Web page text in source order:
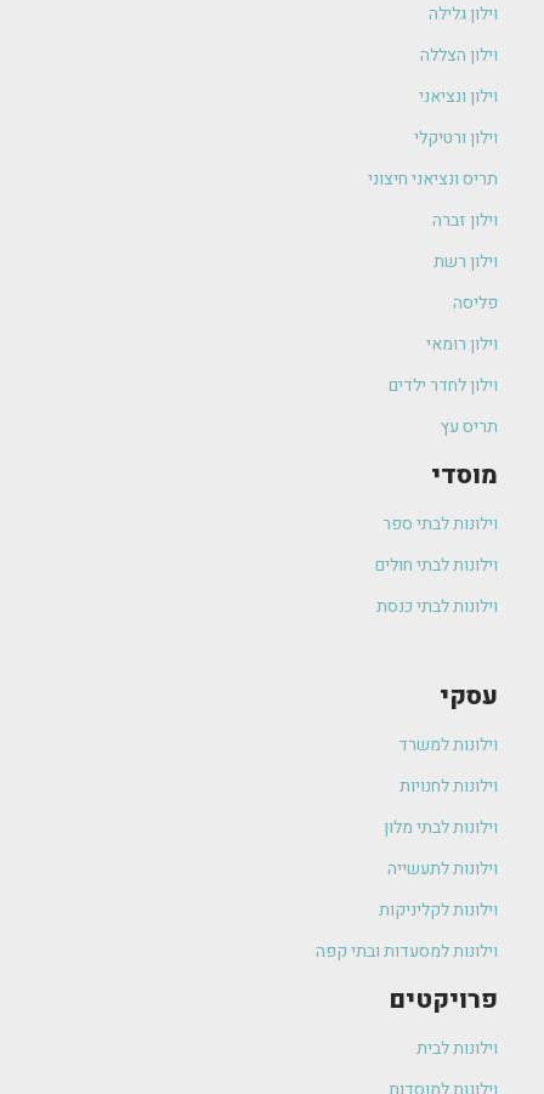
וילון גלילה
וילון הצללה
וילון ונציאני
וילון ורטיקלי
תריס ונציאני חיצוני
וילון זברה
וילון רשת
פליסה
וילון רומאי
וילון לחדר ילדים
תריס עץ
מוסדי
וילונות לבתי ספר
וילונות לבתי חולים
וילונות לבתי כנסת
עסקי
וילונות למשרד
וילונות לחנויות
וילונות לבתי מלון
וילונות לתעשייה
וילונות לקליניקות
וילונות למסעדות ובתי קפה
פרויקטים
וילונות לבית